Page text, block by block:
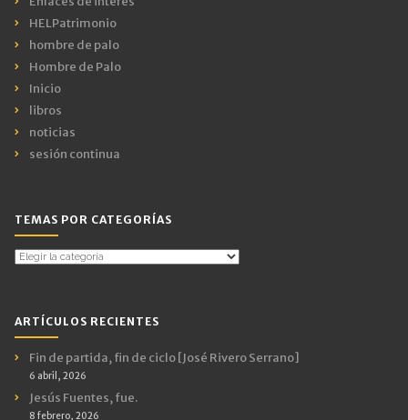
HELPatrimonio
hombre de palo
Hombre de Palo
Inicio
libros
noticias
sesión continua
TEMAS POR CATEGORÍAS
Temas
ARTÍCULOS RECIENTES
Fin de partida, fin de ciclo [José Rivero Serrano]
6 abril, 2026
Jesús Fuentes, fue.
8 febrero, 2026